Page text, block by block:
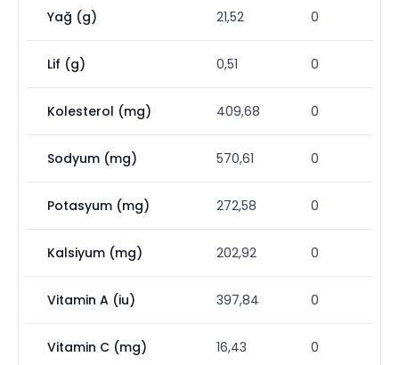
Yağ (g) 21,52 0
Lif (g) 0,51 0
Kolesterol (mg) 409,68 0
Sodyum (mg) 570,61 0
Potasyum (mg) 272,58 0
Kalsiyum (mg) 202,92 0
Vitamin A (iu) 397,84 0
Vitamin C (mg) 16,43 0